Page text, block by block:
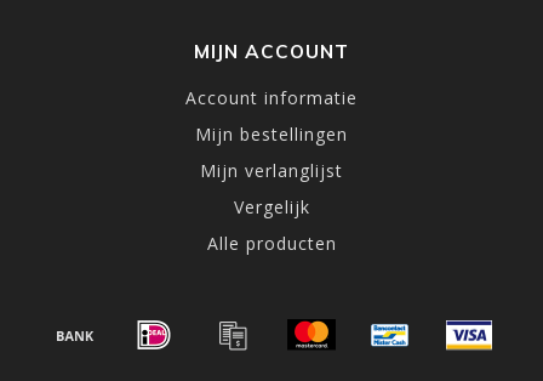
MIJN ACCOUNT
Account informatie
Mijn bestellingen
Mijn verlanglijst
Vergelijk
Alle producten